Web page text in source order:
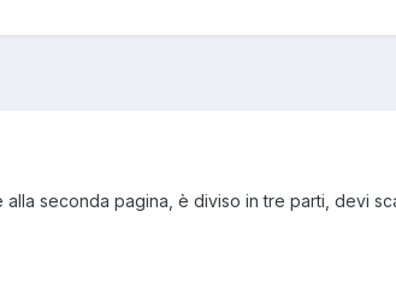
seconda pagina, è diviso in tre parti, devi